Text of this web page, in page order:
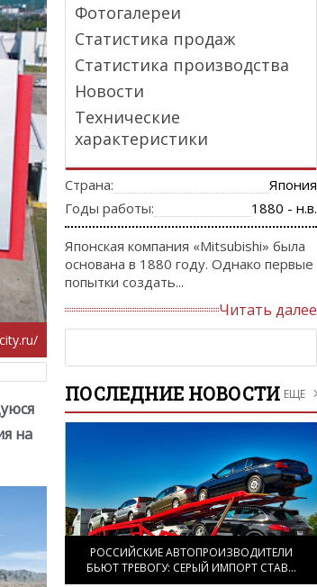
на
Фотогалереи
Статистика продаж
Статистика производства
Новости
Технические
характеристики
Страна:
Япония
Годы работы:
1880 - н.в.
Японская компания «Mitsubishi» была
основана в 1880 году. Однако первые
попытки создать...
Читать далее
ПОСЛЕДНИЕ НОВОСТИ ЕЩЕ
РОССИЙСКИЕ АВТОПРОИЗВОДИТЕЛИ
БЬЮТ ТРЕВОГУ: СЕРЫЙ ИМПОРТ СТАВ...